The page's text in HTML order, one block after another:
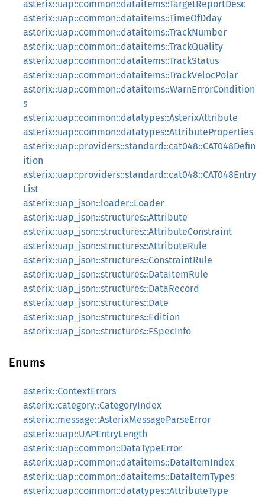
asterix::uap::common::dataitems::TargetReportDesc
asterix::uap::common::dataitems::TimeOfDday
asterix::uap::common::dataitems::TrackNumber
asterix::uap::common::dataitems::TrackQuality
asterix::uap::common::dataitems::TrackStatus
asterix::uap::common::dataitems::TrackVelocPolar
asterix::uap::common::dataitems::WarnErrorCondition
s
asterix::uap::common::datatypes::AsterixAttribute
asterix::uap::common::datatypes::AttributeProperties
asterix::uap::providers::standard::cat048::CAT048Defin
ition
asterix::uap::providers::standard::cat048::CAT048Entry
List
asterix::uap_json::loader::Loader
asterix::uap_json::structures::Attribute
asterix::uap_json::structures::AttributeConstraint
asterix::uap_json::structures::AttributeRule
asterix::uap_json::structures::ConstraintRule
asterix::uap_json::structures::DataItemRule
asterix::uap_json::structures::DataRecord
asterix::uap_json::structures::Date
asterix::uap_json::structures::Edition
asterix::uap_json::structures::FSpecInfo
Enums
asterix::ContextErrors
asterix::category::CategoryIndex
asterix::message::AsterixMessageParseError
asterix::uap::UAPEntryLength
asterix::uap::common::DataTypeError
asterix::uap::common::dataitems::DataItemIndex
asterix::uap::common::dataitems::DataItemTypes
asterix::uap::common::datatypes::AttributeType